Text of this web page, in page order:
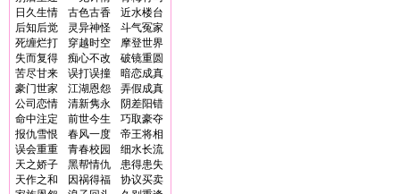
日久生情
古色古香
近水楼台
后知后觉
灵异神怪
斗气冤家
死缠烂打
穿越时空
摩登世界
失而复得
痴心不改
破镜重圆
苦尽甘来
误打误撞
暗恋成真
豪门世家
江湖恩怨
弄假成真
公司恋情
清新隽永
阴差阳错
命中注定
前世今生
巧取豪夺
报仇雪恨
春风一度
帝王将相
误会重重
青春校园
细水长流
天之娇子
黑帮情仇
患得患失
天作之和
因祸得福
协议买卖